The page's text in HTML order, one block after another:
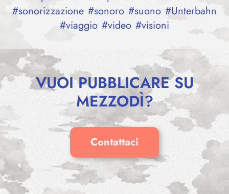
#sonorizzazione #sonoro #suono #Unterbahn
#viaggio #video #visioni
VUOI PUBBLICARE SU
MEZZODÌ?
Contattaci